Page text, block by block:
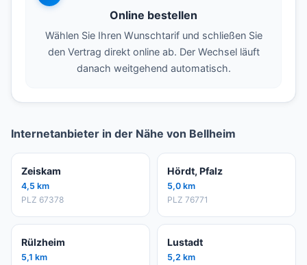
Online bestellen
Wählen Sie Ihren Wunschtarif und schließen Sie
den Vertrag direkt online ab. Der Wechsel läuft
danach weitgehend automatisch.
Internetanbieter in der Nähe von Bellheim
Zeiskam
4,5 km
PLZ 67378
Hördt, Pfalz
5,0 km
PLZ 76771
Rülzheim
5,1 km
Lustadt
5,2 km